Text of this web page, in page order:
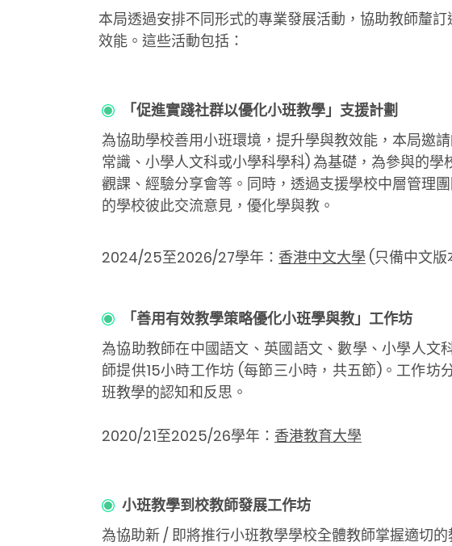
本局透過安排不同形式的專業發展活動，協助教師釐
效能。這些活動包括：
「促進實踐社群以優化小班教學」支援計劃
為協助學校善用小班環境，提升學與教效能，本局邀
常識、小學人文科或小學科學科) 為基礎，為參與的
觀課、經驗分享會等。同時，透過支援學校中層管理
的學校彼此交流意見，優化學與教。
2024/25至2026/27學年： 香港中文大學 (只備中文版
「善用有效教學策略優化小班學與教」工作坊
為協助教師在中國語文、英國語文、數學、小學人
師提供15小時工作坊 (每節三小時，共五節)。工作
班教學的認知和反思。
2020/21至2025/26學年： 香港教育大學
小班教學到校教師發展工作坊
為協助新 / 即將推行小班教學學校全體教師掌握適切